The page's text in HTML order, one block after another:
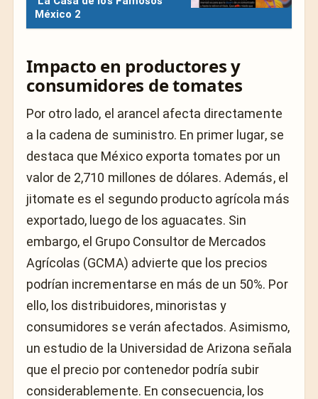
México 2
Impacto en productores y
consumidores de tomates
Por otro lado, el arancel afecta directamente
a la cadena de suministro. En primer lugar, se
destaca que México exporta tomates por un
valor de 2,710 millones de dólares. Además, el
jitomate es el segundo producto agrícola más
exportado, luego de los aguacates. Sin
embargo, el Grupo Consultor de Mercados
Agrícolas (GCMA) advierte que los precios
podrían incrementarse en más de un 50%. Por
ello, los distribuidores, minoristas y
consumidores se verán afectados. Asimismo,
un estudio de la Universidad de Arizona señala
que el precio por contenedor podría subir
considerablemente. En consecuencia, los